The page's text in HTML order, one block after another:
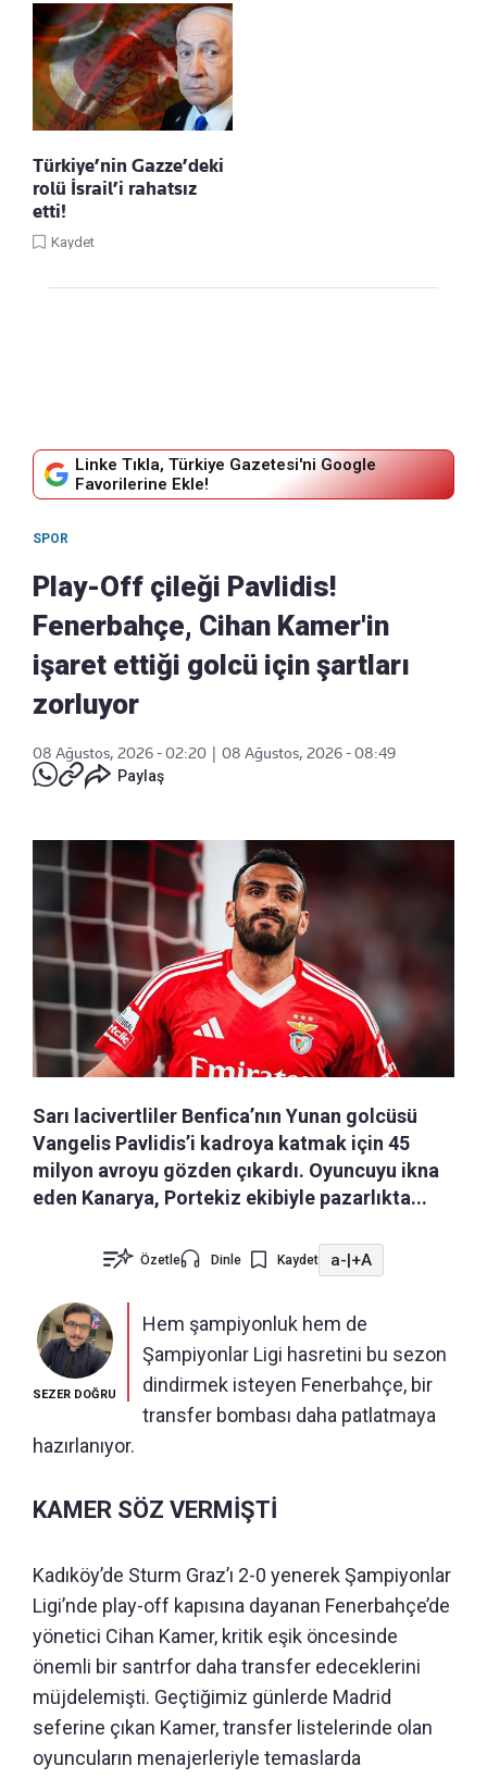
Türkiye’nin Gazze’deki
rolü İsrail’i rahatsız
etti!
Kaydet
Linke Tıkla, Türkiye Gazetesi'ni Google
Favorilerine Ekle!
SPOR
Play-Off çileği Pavlidis!
Fenerbahçe, Cihan Kamer'in
işaret ettiği golcü için şartları
zorluyor
08 Ağustos, 2026 - 02:20
08 Ağustos, 2026 - 08:49
Paylaş
Sarı lacivertliler Benfica’nın Yunan golcüsü
Vangelis Pavlidis’i kadroya katmak için 45
milyon avroyu gözden çıkardı. Oyuncuyu ikna
eden Kanarya, Portekiz ekibiyle pazarlıkta...
Özetle Dinle Kaydet a-|+A
SEZER DOĞRU
Hem şampiyonluk hem de
Şampiyonlar Ligi hasretini bu sezon
dindirmek isteyen Fenerbahçe, bir
transfer bombası daha patlatmaya
hazırlanıyor.
KAMER SÖZ VERMİŞTİ
Kadıköy’de Sturm Graz’ı 2-0 yenerek Şampiyonlar
Ligi’nde play-off kapısına dayanan Fenerbahçe’de
yönetici Cihan Kamer, kritik eşik öncesinde
önemli bir santrfor daha transfer edeceklerini
müjdelemişti. Geçtiğimiz günlerde Madrid
seferine çıkan Kamer, transfer listelerinde olan
oyuncuların menajerleriyle temaslarda